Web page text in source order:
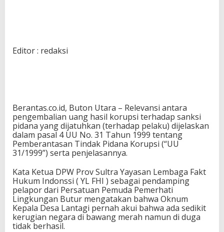
Editor : redaksi
Berantas.co.id, Buton Utara – Relevansi antara
pengembalian uang hasil korupsi terhadap sanksi
pidana yang dijatuhkan (terhadap pelaku) dijelaskan
dalam pasal 4 UU No. 31 Tahun 1999 tentang
Pemberantasan Tindak Pidana Korupsi (“UU
31/1999”) serta penjelasannya.
Kata Ketua DPW Prov Sultra Yayasan Lembaga Fakt
Hukum Indonssi ( YL FHI ) sebagai pendamping
pelapor dari Persatuan Pemuda Pemerhati
Lingkungan Butur mengatakan bahwa Oknum
Kepala Desa Lantagi pernah akui bahwa ada sedikit
kerugian negara di bawang merah namun di duga
tidak berhasil.